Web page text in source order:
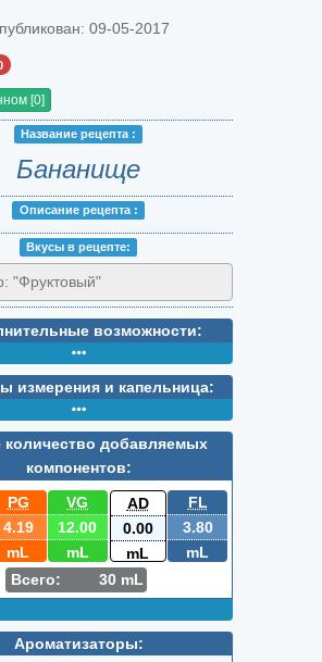
09-05-2017
[0]
Название peцепта :
Бананище
Описание peцепта :
Вкусы в peцепте:
возможности:
измерения и капельница:
добавляемых
компонентов:
PG
4.19
mL
VG
12.00
mL
AD
0.00
mL
FL
3.80
mL
Всего:
30 mL
Ароматизаторы: